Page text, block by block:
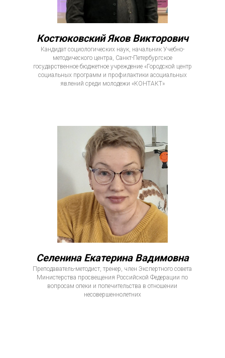
Костюковский Яков Викторович
Кандидат социологических наук, начальник Учебно-
методического центра, Санкт-Петербургское
государственное бюджетное учреждение «Городской центр
социальных программ и профилактики асоциальных
явлений среди молодежи «КОНТАКТ»
Селенина Екатерина Вадимовна
Преподаватель-методист, тренер, член Экспертного совета
Министерства просвещения Российской Федерации по
вопросам опеки и попечительства в отношении
несовершеннолетних